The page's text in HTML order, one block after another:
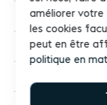
améliorer votre
les cookies
peut en être
politique en
250